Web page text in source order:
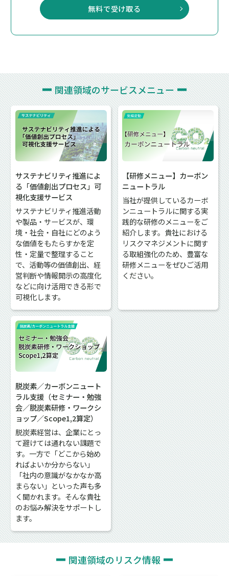
無料で受け取る
関連領域のサービスメニュー
サステナビリティ推進によ
る「価値創出プロセス」可
視化支援サービス
サステナビリティ推進活動
や製品・サービスが、環
境・社会・自社にどのよう
な価値をもたらすかを定
性・定量で整理すること
で、活動等の価値創出、経
営判断や情報開示の高度化
などに向け活用できる形で
可視化します。
【研修メニュー】カーボン
ニュートラル
当社が提供しているカーボ
ンニュートラルに関する実
践的な研修のメニューをご
紹介します。貴社における
リスクマネジメントに関す
る取組強化のため、豊富な
研修メニューをぜひご活用
ください。
脱炭素／カーボンニュート
ラル支援（セミナー・勉強
会／脱炭素研修・ワークシ
ョップ／Scope1,2算定）
脱炭素経営は、企業にとっ
て避けては通れない課題で
す。一方で「どこから始め
ればよいか分からない」
「社内の意識がなかなか高
まらない」といった声も多
く聞かれます。そんな貴社
のお悩み解決をサポートし
ます。
関連領域のリスク情報